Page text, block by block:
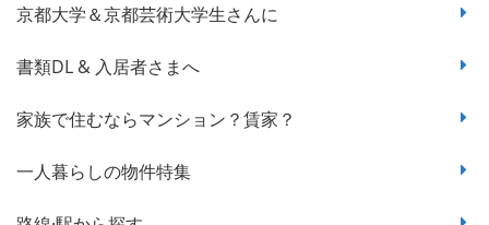
京都大学＆京都芸術大学生さんに
書類DL & 入居者さまへ
家族で住むならマンション？賃家？
一人暮らしの物件特集